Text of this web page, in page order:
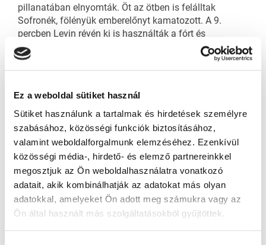
Ez a weboldal sütiket használ
Sütiket használunk a tartalmak és hirdetések személyre
szabásához, közösségi funkciók biztosításához,
valamint weboldalforgalmunk elemzéséhez. Ezenkívül
közösségi média-, hirdető- és elemző partnereinkkel
megosztjuk az Ön weboldalhasználatra vonatkozó
adatait, akik kombinálhatják az adatokat más olyan
adatokkal, amelyeket Ön adott meg számukra vagy az
Ön által használt más szolgáltatásokból gyűjtöttek.
pillanatában elnyomták. Öt az ötben is felálltak
Sofronék, fölényük emberelőnyt kamatozott. A 9.
percben Levin révén ki is használták a fórt és
megérdemelten szereztek vezetést (0-1). A házigazda
is esélyt kapott egy emberelőny formájában. Tüzeltek
becsülettel, ebben Jalonen járt az élen, de nem tudtak
fogtak a gyergyóiak is, ez jót tett a meccsnek. Rokaly
Szilárd megduplázhatta volna övéi előnyét, a
kapuvasat találta telibe. Óriási harc volt minden
korongért, amivel azonnal lendültek is támadásba a
játékosok. A hajrára gyergyói kontra maradt, szép
passzok után a lövés pillanatában Adorján rutinosan
elrúgta a kaput, lett is egy kis lökdösődés az eset után.
A középső felvonás, akárcsak az előző, lendületes csíki
akcióval és Rinne-bravúrral indult. Ezúttal hamarabb